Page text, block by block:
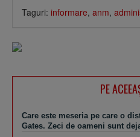
Taguri: informare, anm,
PE
Care este meseria pe care o
Gates. Zeci de oameni sunt